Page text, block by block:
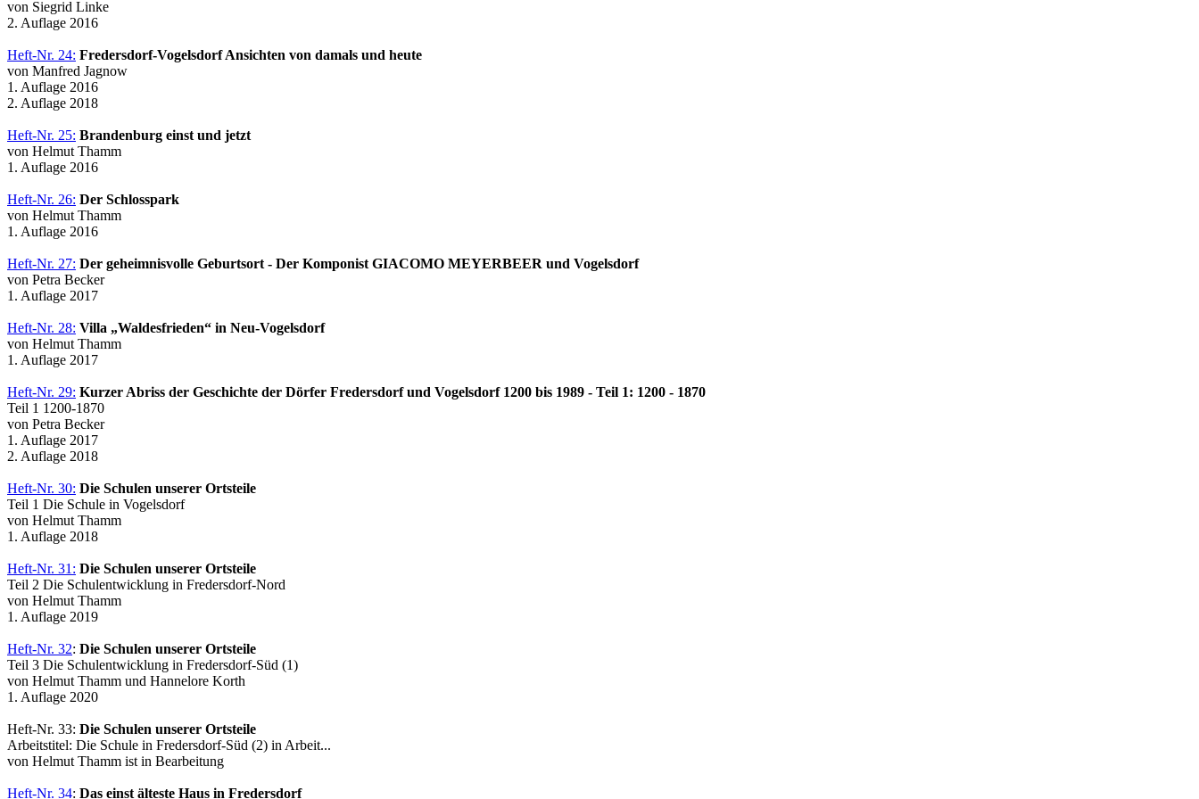
von Siegrid Linke
2. Auflage 2016
Heft-Nr. 24: Fredersdorf-Vogelsdorf Ansichten von damals und heute
von Manfred Jagnow
1. Auflage 2016
2. Auflage 2018
Heft-Nr. 25: Brandenburg einst und jetzt
von Helmut Thamm
1. Auflage 2016
Heft-Nr. 26: Der Schlosspark
von Helmut Thamm
1. Auflage 2016
Heft-Nr. 27: Der geheimnisvolle Geburtsort - Der Komponist GIACOMO MEYERBEER und Vogelsdorf
von Petra Becker
1. Auflage 2017
Heft-Nr. 28: Villa „Waldesfrieden“ in Neu-Vogelsdorf
von Helmut Thamm
1. Auflage 2017
Heft-Nr. 29: Kurzer Abriss der Geschichte der Dörfer Fredersdorf und Vogelsdorf 1200 bis 1989 - Teil 1: 1200 - 1870
Teil 1 1200-1870
von Petra Becker
1. Auflage 2017
2. Auflage 2018
Heft-Nr. 30: Die Schulen unserer Ortsteile
Teil 1 Die Schule in Vogelsdorf
von Helmut Thamm
1. Auflage 2018
Heft-Nr. 31: Die Schulen unserer Ortsteile
Teil 2 Die Schulentwicklung in Fredersdorf-Nord
von Helmut Thamm
1. Auflage 2019
Heft-Nr. 32: Die Schulen unserer Ortsteile
Teil 3 Die Schulentwicklung in Fredersdorf-Süd (1)
von Helmut Thamm und Hannelore Korth
1. Auflage 2020
Heft-Nr. 33: Die Schulen unserer Ortsteile
Arbeitstitel: Die Schule in Fredersdorf-Süd (2) in Arbeit...
von Helmut Thamm ist in Bearbeitung
Heft-Nr. 34: Das einst älteste Haus in Fredersdorf